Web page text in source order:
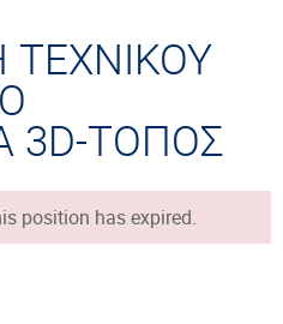
ΤΕΧΝΙΚΟΥ
ΤΟΠΟΣ
position has expired.